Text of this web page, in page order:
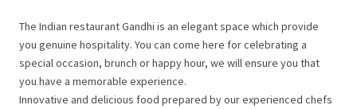
The Indian restaurant Gandhi is an elegant space which provide
you genuine hospitality. You can come here for celebrating a
special occasion, brunch or happy hour, we will ensure you that
you have a memorable experience.
Innovative and delicious food prepared by our experienced chefs